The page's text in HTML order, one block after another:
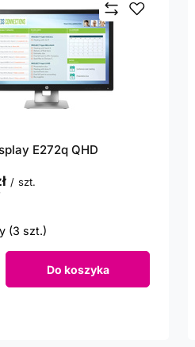
E272q QHD
/ szt.
(3 szt.)
Do koszyka